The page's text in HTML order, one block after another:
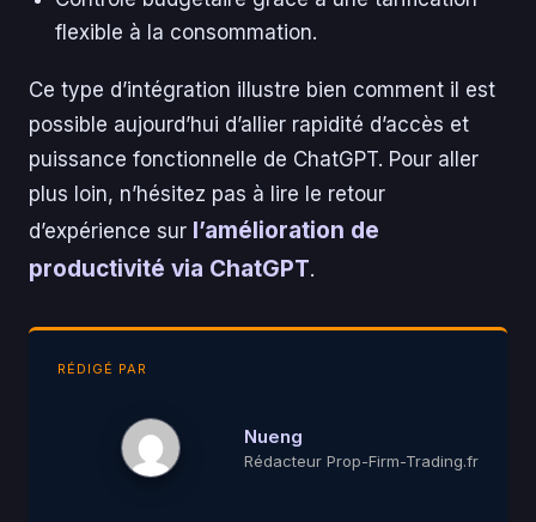
flexible à la consommation.
Ce type d’intégration illustre bien comment il est
possible aujourd’hui d’allier rapidité d’accès et
puissance fonctionnelle de ChatGPT. Pour aller
plus loin, n’hésitez pas à lire le retour
d’expérience sur l’amélioration de
productivité via ChatGPT.
RÉDIGÉ PAR
Nueng
Rédacteur Prop-Firm-Trading.fr